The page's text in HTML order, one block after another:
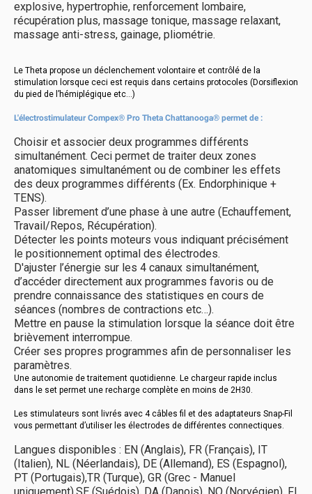
explosive, hypertrophie, renforcement lombaire,
récupération plus, massage tonique, massage relaxant,
massage anti-stress, gainage, pliométrie.
Le Theta propose un déclenchement volontaire et contrôlé de la
stimulation lorsque ceci est requis dans certains protocoles (Dorsiflexion
du pied de l’hémiplégique etc…)
L'électrostimulateur Compex® Pro Theta Chattanooga® permet de :
Choisir et associer deux programmes différents
simultanément. Ceci permet de traiter deux zones
anatomiques simultanément ou de combiner les effets
des deux programmes différents (Ex. Endorphinique +
TENS).
Passer librement d’une phase à une autre (Echauffement,
Travail/Repos, Récupération).
Détecter les points moteurs vous indiquant précisément
le positionnement optimal des électrodes.
D'ajuster l’énergie sur les 4 canaux simultanément,
d’accéder directement aux programmes favoris ou de
prendre connaissance des statistiques en cours de
séances (nombres de contractions etc…).
Mettre en pause la stimulation lorsque la séance doit être
brièvement interrompue.
Créer ses propres programmes afin de personnaliser les
paramètres.
Une autonomie de traitement quotidienne. Le chargeur rapide inclus
dans le set permet une recharge complète en moins de 2H30.
Les stimulateurs sont livrés avec 4 câbles fil et des adaptateurs Snap-Fil
vous permettant d’utiliser les électrodes de différentes connectiques.
Langues disponibles : EN (Anglais), FR (Français), IT
(Italien), NL (Néerlandais), DE (Allemand), ES (Espagnol),
PT (Portugais),TR (Turque), GR (Grec - Manuel